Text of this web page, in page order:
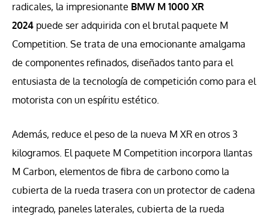
radicales, la impresionante BMW M 1000 XR
2024 puede ser adquirida con el brutal paquete M
Competition. Se trata de una emocionante amalgama
de componentes refinados, diseñados tanto para el
entusiasta de la tecnología de competición como para el
motorista con un espíritu estético.
Además, reduce el peso de la nueva M XR en otros 3
kilogramos. El paquete M Competition incorpora llantas
M Carbon, elementos de fibra de carbono como la
cubierta de la rueda trasera con un protector de cadena
integrado, paneles laterales, cubierta de la rueda